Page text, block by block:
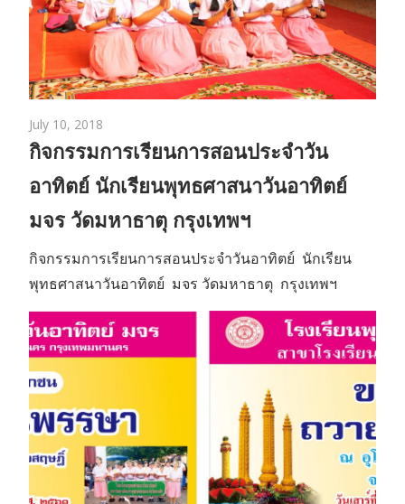
July 10, 2018
กิจกรรมการเรียนการสอนประจำวัน
อาทิตย์ นักเรียนพุทธศาสนาวันอาทิตย์
มจร วัดมหาธาตุ กรุงเทพฯ
กิจกรรมการเรียนการสอนประจำวันอาทิตย์ นักเรียน
พุทธศาสนาวันอาทิตย์ มจร วัดมหาธาตุ กรุงเทพฯ